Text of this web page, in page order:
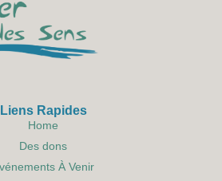
Liens Rapides
Home
Des dons
À Venir